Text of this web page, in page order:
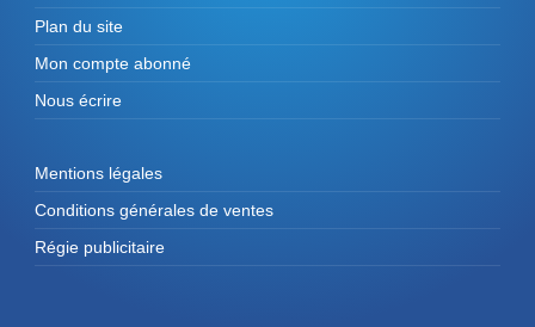
Plan du site
Mon compte abonné
Nous écrire
Mentions légales
Conditions générales de ventes
Régie publicitaire